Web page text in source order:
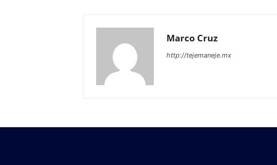
Marco Cruz
http://tejemaneje.mx